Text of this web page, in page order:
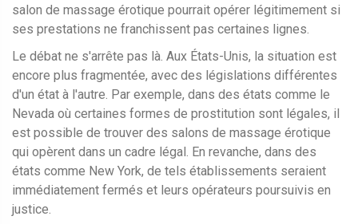
salon de massage érotique pourrait opérer légitimement si
ses prestations ne franchissent pas certaines lignes.
Le débat ne s'arrête pas là. Aux États-Unis, la situation est
encore plus fragmentée, avec des législations différentes
d'un état à l'autre. Par exemple, dans des états comme le
Nevada où certaines formes de prostitution sont légales, il
est possible de trouver des salons de massage érotique
qui opèrent dans un cadre légal. En revanche, dans des
états comme New York, de tels établissements seraient
immédiatement fermés et leurs opérateurs poursuivis en
justice.